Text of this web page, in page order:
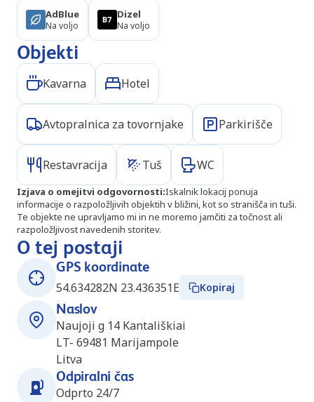
AdBlue
Na voljo
Dizel
Na voljo
Objekti
Kavarna Hotel
Avtopralnica za tovornjake Parkirišče
Restavracija Tuš WC
Izjava o omejitvi odgovornosti:Iskalnik lokacij ponuja
informacije o razpoložljivih objektih v bližini, kot so stranišča in tuši.
Te objekte ne upravljamo mi in ne moremo jamčiti za točnost ali
razpoložljivost navedenih storitev.
O tej postaji
GPS koordinate
54.634282N 23.436351E
Kopiraj
Naslov
Naujoji g 14 Kantališkiai
LT- 69481 Marijampole
Litva
Odpiralni čas
Odprto 24/7